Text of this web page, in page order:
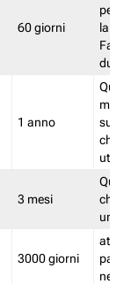
60 giorni
la
1 anno
utenti
3 mesi
che
una
3000 giorni
attiva